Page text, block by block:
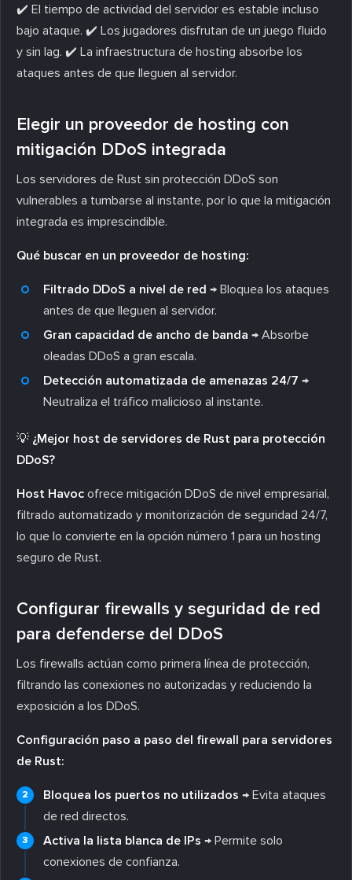
✔️ El tiempo de actividad del servidor es estable incluso
bajo ataque. ✔️ Los jugadores disfrutan de un juego fluido
y sin lag. ✔️ La infraestructura de hosting absorbe los
ataques antes de que lleguen al servidor.
Elegir un proveedor de hosting con
mitigación DDoS integrada
Los servidores de Rust sin protección DDoS son
vulnerables a tumbarse al instante, por lo que la mitigación
integrada es imprescindible.
Qué buscar en un proveedor de hosting:
Filtrado DDoS a nivel de red → Bloquea los ataques
antes de que lleguen al servidor.
Gran capacidad de ancho de banda → Absorbe
oleadas DDoS a gran escala.
Detección automatizada de amenazas 24/7 →
Neutraliza el tráfico malicioso al instante.
💡 ¿Mejor host de servidores de Rust para protección
DDoS?
Host Havoc ofrece mitigación DDoS de nivel empresarial,
filtrado automatizado y monitorización de seguridad 24/7,
lo que lo convierte en la opción número 1 para un hosting
seguro de Rust.
Configurar firewalls y seguridad de red
para defenderse del DDoS
Los firewalls actúan como primera línea de protección,
filtrando las conexiones no autorizadas y reduciendo la
exposición a los DDoS.
Configuración paso a paso del firewall para servidores
de Rust:
Bloquea los puertos no utilizados → Evita ataques
de red directos.
Activa la lista blanca de IPs → Permite solo
conexiones de confianza.